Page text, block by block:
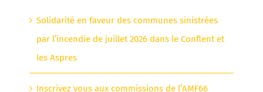
Solidarité en faveur des communes sinistrées
par l’incendie de juillet 2026 dans le Conflent et
les Aspres
Inscrivez vous aux commissions de l’AMF66